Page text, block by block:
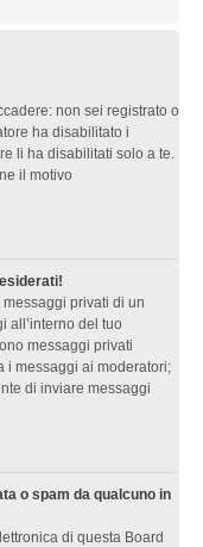
non sei registrato o
ha disabilitato i
li ha disabilitati solo a te.
il motivo
privati ​​di un
all’interno del tuo
messaggi privati
i messaggi ai moderatori;
di inviare messaggi
o spam da qualcuno in
di questa Board